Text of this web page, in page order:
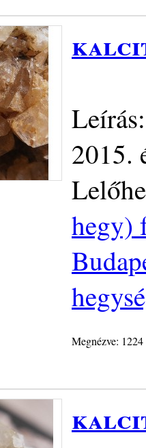
2015.
hegy)
Megnézve: